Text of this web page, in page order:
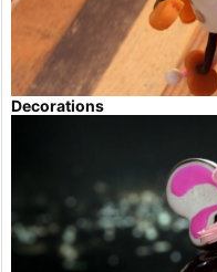
Decorations